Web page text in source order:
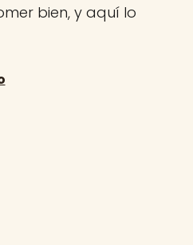
bien, y aquí lo